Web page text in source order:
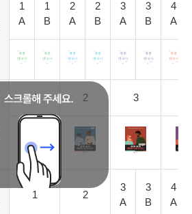
1
A
1
B
2
A
2
B
3
A
3
B
4
A
1 2 3
1 2
3
A
3
B
4
A